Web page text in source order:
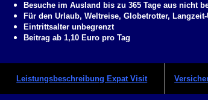
Besuche im Ausland bis zu 365 Tage aus nicht
Für den Urlaub, Weltreise, Globetrotter,
Eintrittsalter unbegrenzt
Beitrag ab 1,10 Euro pro Tag
Leistungsbeschreibung Expat Visit